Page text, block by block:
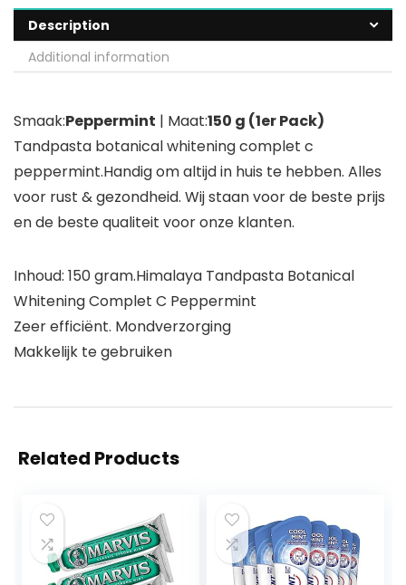
Description
Additional information
Smaak:Peppermint | Maat:150 g (1er Pack)
Tandpasta botanical whitening complet c
peppermint.Handig om altijd in huis te hebben. Alles
voor rust & gezondheid. Wij staan voor de beste prijs
en de beste qualiteit voor onze klanten.
Inhoud: 150 gram.Himalaya Tandpasta Botanical
Whitening Complet C Peppermint
Zeer efficiënt. Mondverzorging
Makkelijk te gebruiken
Related Products